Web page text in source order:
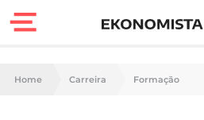
Finanças
Home Carreira Formação